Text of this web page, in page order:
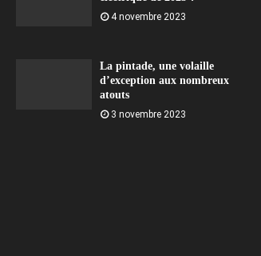
4 novembre 2023
La pintade, une volaille
d’exception aux nombreux
atouts
3 novembre 2023